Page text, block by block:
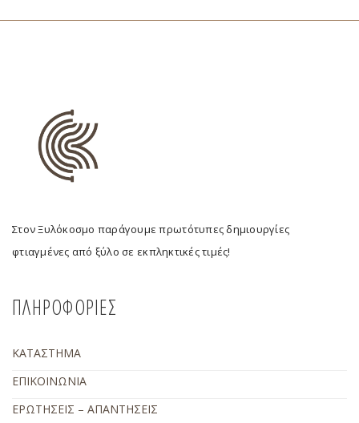
Στον Ξυλόκοσμο παράγουμε πρωτότυπες δημιουργίες
φτιαγμένες από ξύλο σε εκπληκτικές τιμές!
ΠΛΗΡΟΦΟΡΙΕΣ
ΚΑΤΑΣΤΗΜΑ
ΕΠΙΚΟΙΝΩΝΙΑ
ΕΡΩΤΗΣΕΙΣ – ΑΠΑΝΤΗΣΕΙΣ